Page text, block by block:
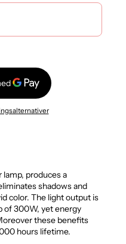
produces a
shadows and
color. The light output is
of 300W, yet energy
these benefits
hours lifetime.